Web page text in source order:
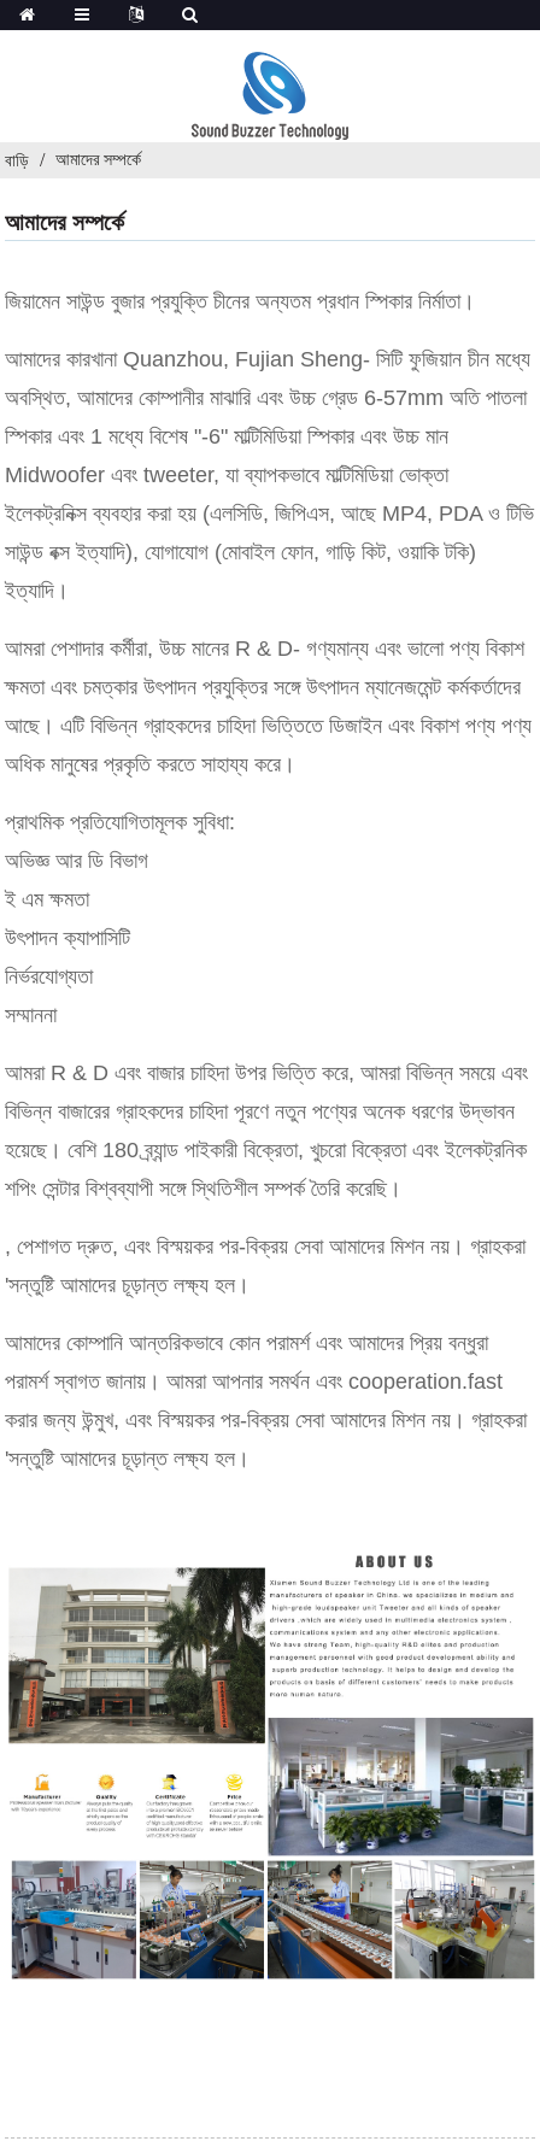
বাড়ি আমাদের সম্পর্কে
আমাদের সম্পর্কে
জিয়ামেন সাউন্ড বুজার প্রযুক্তি চীনের অন্যতম প্রধান স্পিকার নির্মাতা।
আমাদের কারখানা Quanzhou, Fujian Sheng- সিটি ফুজিয়ান চীন মধ্যে
অবস্থিত, আমাদের কোম্পানীর মাঝারি এবং উচ্চ গ্রেড 6-57mm অতি পাতলা
স্পিকার এবং 1 মধ্যে বিশেষ "-6" মাল্টিমিডিয়া স্পিকার এবং উচ্চ মান
Midwoofer এবং tweeter, যা ব্যাপকভাবে মাল্টিমিডিয়া ভোক্তা
ইলেকট্রনিক্স ব্যবহার করা হয় (এলসিডি, জিপিএস, আছে MP4, PDA ও টিভি
সাউন্ড বক্স ইত্যাদি), যোগাযোগ (মোবাইল ফোন, গাড়ি কিট, ওয়াকি টকি)
ইত্যাদি।
আমরা পেশাদার কর্মীরা, উচ্চ মানের R & D- গণ্যমান্য এবং ভালো পণ্য বিকাশ
ক্ষমতা এবং চমত্কার উৎপাদন প্রযুক্তির সঙ্গে উৎপাদন ম্যানেজমেন্ট কর্মকর্তাদের
আছে। এটি বিভিন্ন গ্রাহকদের চাহিদা ভিত্তিতে ডিজাইন এবং বিকাশ পণ্য পণ্য
অধিক মানুষের প্রকৃতি করতে সাহায্য করে।
প্রাথমিক প্রতিযোগিতামূলক সুবিধা:
অভিজ্ঞ আর ডি বিভাগ
ই এম ক্ষমতা
উৎপাদন ক্যাপাসিটি
নির্ভরযোগ্যতা
সম্মাননা
আমরা R & D এবং বাজার চাহিদা উপর ভিত্তি করে, আমরা বিভিন্ন সময়ে এবং
বিভিন্ন বাজারের গ্রাহকদের চাহিদা পূরণে নতুন পণ্যের অনেক ধরণের উদ্ভাবন
হয়েছে। বেশি 180 ব্র্যান্ড পাইকারী বিক্রেতা, খুচরো বিক্রেতা এবং ইলেকট্রনিক
শপিং সেন্টার বিশ্বব্যাপী সঙ্গে স্থিতিশীল সম্পর্ক তৈরি করেছি।
, পেশাগত দ্রুত, এবং বিস্ময়কর পর-বিক্রয় সেবা আমাদের মিশন নয়। গ্রাহকরা
'সন্তুষ্টি আমাদের চূড়ান্ত লক্ষ্য হল।
আমাদের কোম্পানি আন্তরিকভাবে কোন পরামর্শ এবং আমাদের প্রিয় বন্ধুরা
পরামর্শ স্বাগত জানায়। আমরা আপনার সমর্থন এবং cooperation.fast
করার জন্য উন্মুখ, এবং বিস্ময়কর পর-বিক্রয় সেবা আমাদের মিশন নয়। গ্রাহকরা
'সন্তুষ্টি আমাদের চূড়ান্ত লক্ষ্য হল।